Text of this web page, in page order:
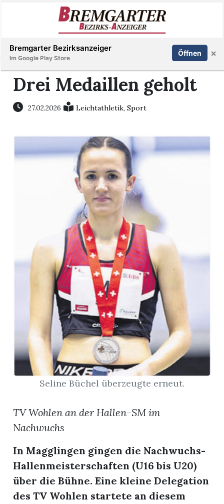
Immobilien
Stellen
App
Bremgarten
Inserieren Abonnieren Anmelden
Drei Medaillen geholt
27.02.2026 Leichtathletik,Sport
Seline Büchel überzeugte erneut.
TV Wohlen an der Hallen-SM im
Nachwuchs
In Magglingen gingen die Nachwuchs-
Hallenmeisterschaften (U16 bis U20)
über die Bühne. Eine kleine Delegation
des TV Wohlen startete an diesem
Bremgarter Bezirksanzeiger
Im Google Play Store
Öffnen ×